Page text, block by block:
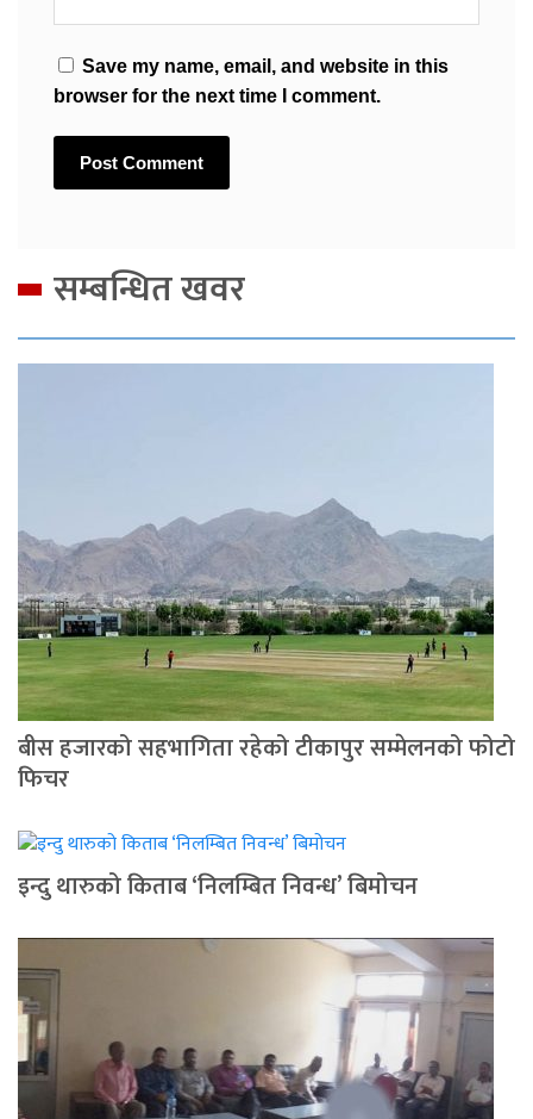
Save my name, email, and website in this
browser for the next time I comment.
सम्बन्धित खवर
बीस हजारको सहभागिता रहेको टीकापुर सम्मेलनको फोटो
फिचर
इन्दु थारुको किताब ‘निलम्बित निवन्ध’ बिमोचन